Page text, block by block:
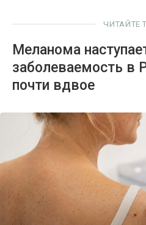
ЧИТАЙТЕ
Меланома
заболеваемость в
почти вдвое